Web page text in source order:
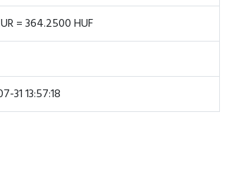
= 364.2500 HUF
31 13:57:18